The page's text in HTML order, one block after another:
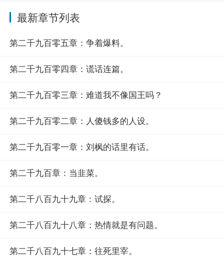
最新章节列表
第二千九百零五章：争着爆料。
第二千九百零四章：谎话连篇。
第二千九百零三章：难道我不像国王吗？
第二千九百零二章：人傻钱多的人设。
第二千九百零一章：刘枫的话里有话。
第二千九百章：当韭菜。
第二千八百九十九章：试探。
第二千八百九十八章：热情就是有问题。
第二千八百九十七章：往死里宰。